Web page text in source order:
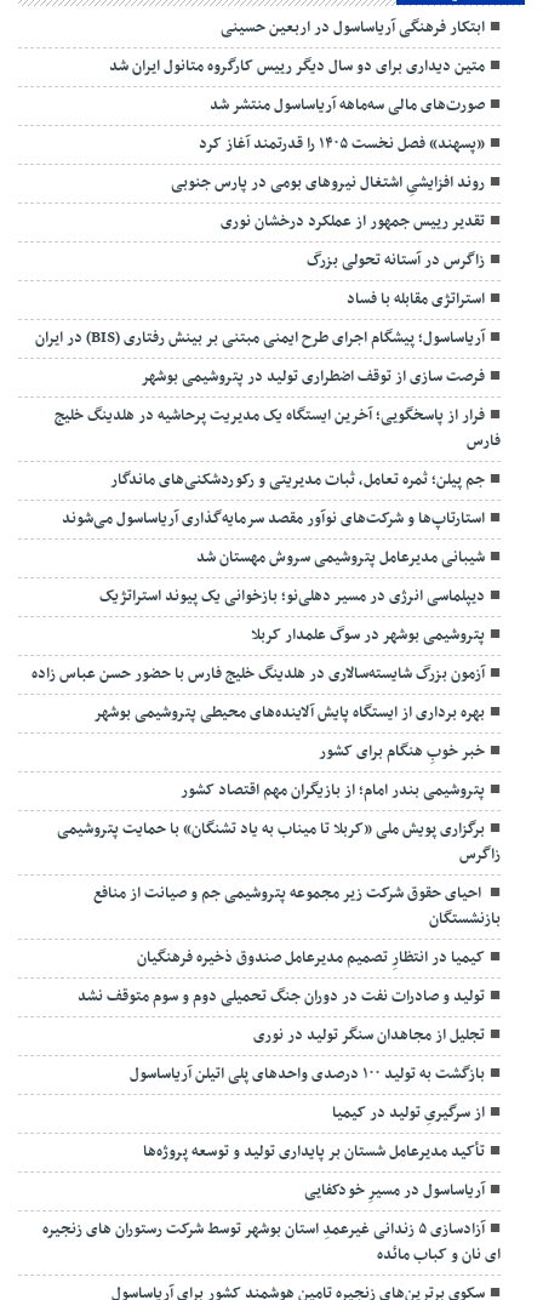
ابتکار فرهنگی آریاساسول در اربعین حسینی
متین دیداری برای دو سال دیگر رییس کارگروه متانول ایران شد
صورت‌های مالی سه‌ماهه آریاساسول منتشر شد
«پسهند» فصل نخست ۱۴۰۵ را قدرتمند آغاز کرد
روند افزایشیِ اشتغال نیروهای بومی در پارس جنوبی
تقدیر رییس جمهور از عملکرد درخشان نوری
زاگرس در آستانه تحولی بزرگ
استراتژی مقابله با فساد
آریاساسول؛ پیشگام اجرای طرح ایمنی مبتنی بر بینش رفتاری (BIS) در ایران
فرصت سازی از توقف اضطراری تولید در پتروشیمی بوشهر
فرار از پاسخگویی؛ آخرین ایستگاه یک مدیریت پرحاشیه در هلدینگ خلیج
فارس
جم پیلن؛ ثمره تعامل، ثبات مدیریتی و رکوردشکنی‌های ماندگار
استارتاپ‌ها و شرکت‌های نوآور مقصد سرما‌یه‌گذاری آریاساسول می‌شوند
شیبانی مدیرعامل پتروشیمی سروش مهستان شد
دیپلماسی انرژی در مسیر دهلی‌نو؛ بازخوانی یک پیوند استراتژیک
پتروشیمی بوشهر در سوگ علمدار کربلا
آزمون بزرگ شایسته‌سالاری در هلدینگ خلیج فارس با حضور حسن عباس زاده
بهره برداری از ایستگاه پایش آلاینده‌های محیطی پتروشیمی بوشهر
خبر خوبِ هنگام برای کشور
پتروشیمی بندر امام؛ از بازیگران مهم اقتصاد کشور
برگزاری پویش ملی «کربلا تا میناب به یاد تشنگان» با حمایت پتروشیمی
زاگرس
احیای حقوق شرکت زیر مجموعه پتروشیمی جم و صیانت از منافع
بازنشستگان
کیمیا در انتظارِ تصمیم مدیرعامل صندوق ذخیره فرهنگیان
تولید و صادرات نفت در دوران جنگ تحمیلی دوم و سوم متوقف نشد
تجلیل از مجاهدان سنگر تولید در نوری
بازگشت به تولید ۱۰۰ درصدی واحدهای پلی اتیلن آریاساسول
از سرگیریِ تولید در کیمیا
تأکید مدیرعامل شستان بر پایداری تولید و توسعه پروژه‌ها
آریاساسول در مسیرِ خودکفایی
آزادسازی ۵ زندانی غیرعمدِ استان بوشهر توسط شرکت رستوران های زنجیره
ای نان و کباب مائده
سکوی برترین‌های زنجیره تامین هوشمند کشور برای آریاساسول